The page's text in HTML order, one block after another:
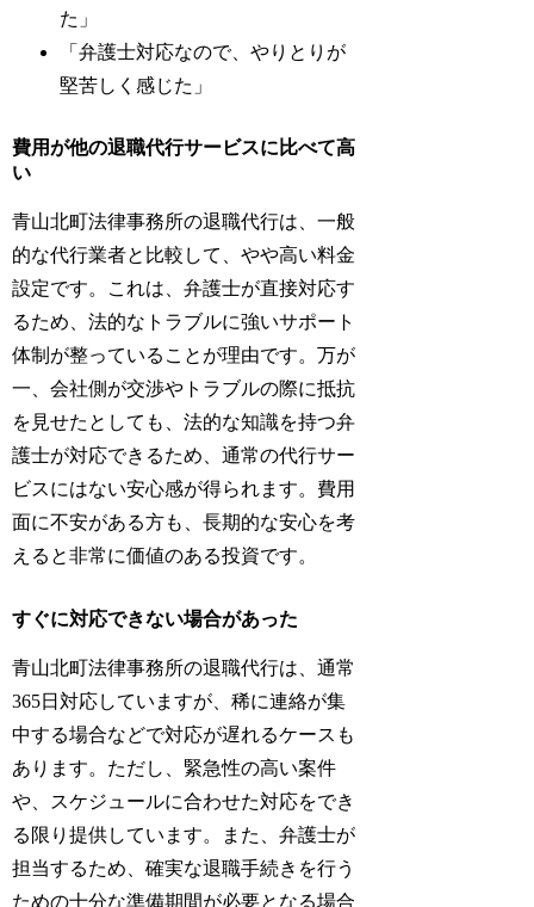
た」
「弁護士対応なので、やりとりが
堅苦しく感じた」
費用が他の退職代行サービスに比べて高
い
青山北町法律事務所の退職代行は、一般
的な代行業者と比較して、やや高い料金
設定です。これは、弁護士が直接対応す
るため、法的なトラブルに強いサポート
体制が整っていることが理由です。万が
一、会社側が交渉やトラブルの際に抵抗
を見せたとしても、法的な知識を持つ弁
護士が対応できるため、通常の代行サー
ビスにはない安心感が得られます。費用
面に不安がある方も、長期的な安心を考
えると非常に価値のある投資です。
すぐに対応できない場合があった
青山北町法律事務所の退職代行は、通常
365日対応していますが、稀に連絡が集
中する場合などで対応が遅れるケースも
あります。ただし、緊急性の高い案件
や、スケジュールに合わせた対応をでき
る限り提供しています。また、弁護士が
担当するため、確実な退職手続きを行う
ための十分な準備期間が必要となる場合